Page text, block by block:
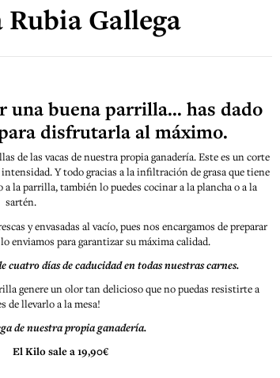
Gallega
una buena parrilla... has dado
disfrutarla al máximo.
de las vacas de nuestra propia ganadería. Este es un corte
Y todo gracias a la infiltración de grasa que tiene
a la parrilla, también lo puedes cocinar a la plancha o a la
sartén.
y envasadas al vacío, pues nos encargamos de preparar
enviamos para garantizar su máxima calidad.
cuatro días de caducidad en todas nuestras carnes.
genere un olor tan delicioso que no puedas resistirte a
de llevarlo a la mesa!
de nuestra propia ganadería.
El Kilo sale a 19,90€